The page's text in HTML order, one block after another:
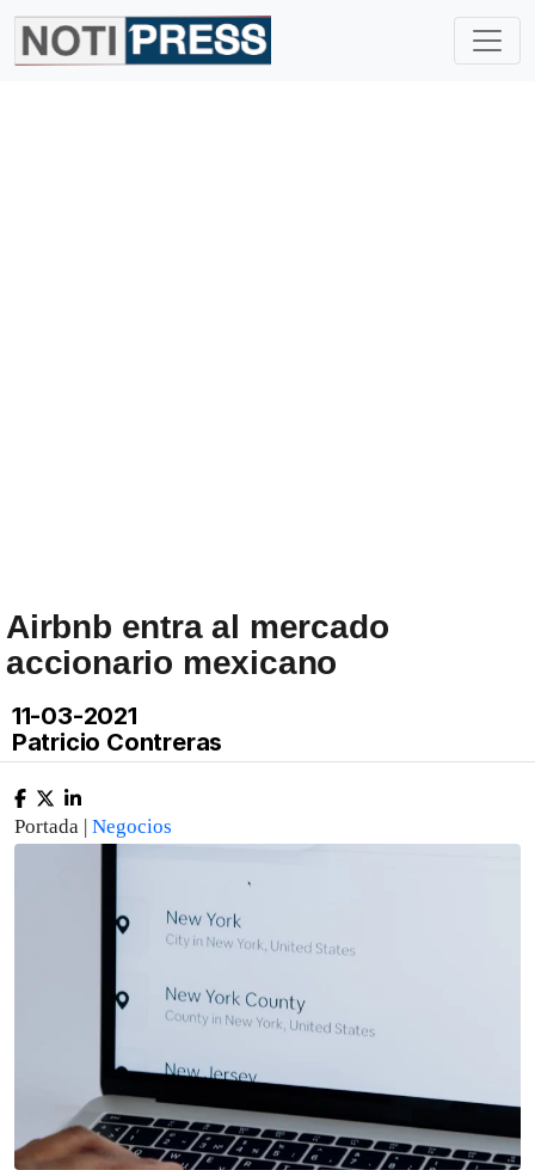
Airbnb entra al mercado
accionario mexicano
11-03-2021
Patricio Contreras
Portada | Negocios